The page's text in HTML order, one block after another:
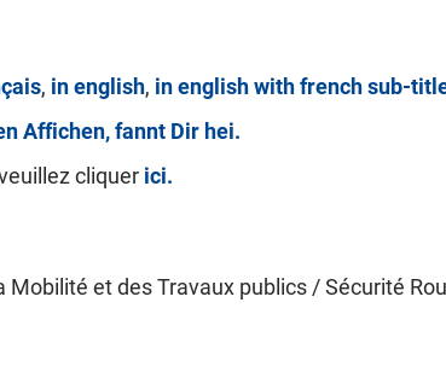
, in english, in english with french sub-
Affichen, fannt Dir hei.
cliquer ici.
et des Travaux publics / Sécurité